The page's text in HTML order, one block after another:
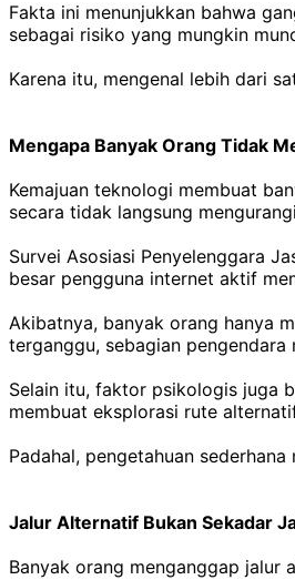
Fakta ini menunjukkan bahwa
sebagai risiko yang mungkin
Karena itu, mengenal lebih dari
Mengapa Banyak Orang Tidak
Kemajuan teknologi membuat
secara tidak langsung
Survei Asosiasi Penyelenggara
besar pengguna internet aktif
Akibatnya, banyak orang hanya
terganggu, sebagian
Selain itu, faktor psikologis juga
membuat eksplorasi rute
Padahal, pengetahuan
Jalur Alternatif Bukan Sekadar
Banyak orang menganggap jalur